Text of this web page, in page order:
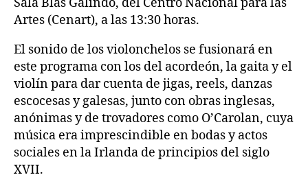
el
Cenart
Artes (Cenart), a las 13:30 horas.
El sonido de los violonchelos se fusionará en
este programa con los del acordeón, la gaita y el
violín para dar cuenta de jigas, reels, danzas
escocesas y galesas, junto con obras inglesas,
anónimas y de trovadores como O’Carolan, cuya
música era imprescindible en bodas y actos
sociales en la Irlanda de principios del siglo
XVII.